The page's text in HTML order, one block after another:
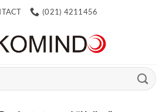
(021) 4211456